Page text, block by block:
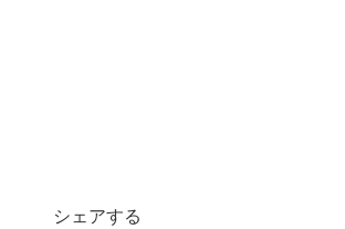
シェアする